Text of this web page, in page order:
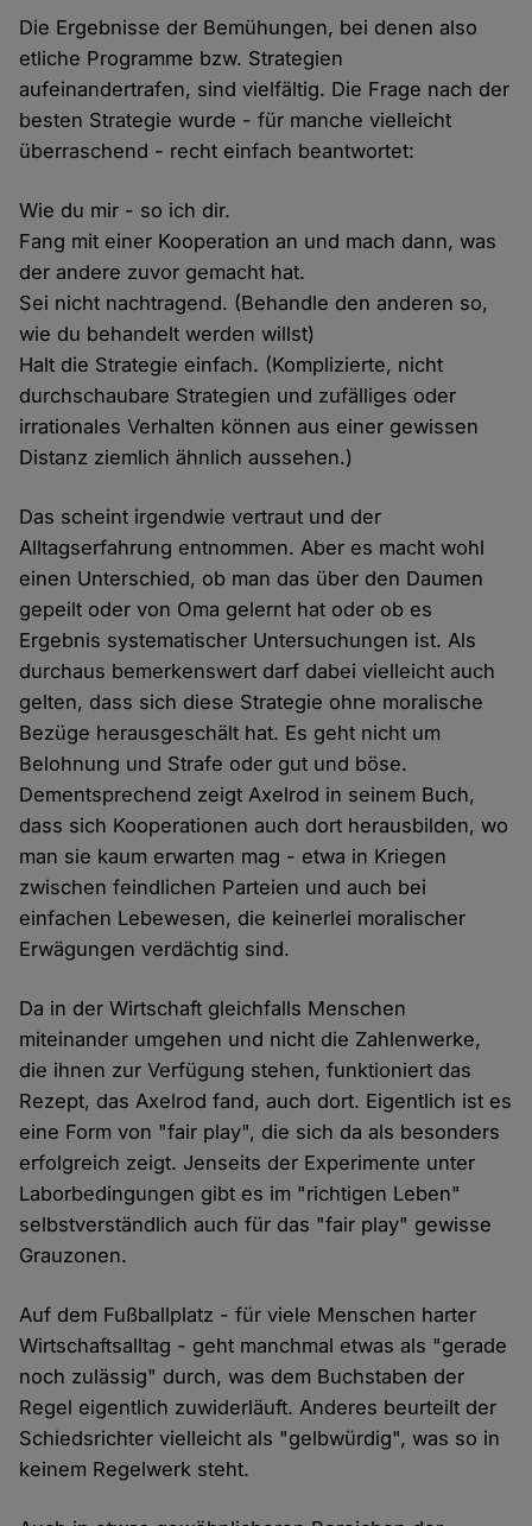
Die Ergebnisse der Bemühungen, bei denen also
etliche Programme bzw. Strategien
aufeinandertrafen, sind vielfältig. Die Frage nach der
besten Strategie wurde - für manche vielleicht
überraschend - recht einfach beantwortet:
Wie du mir - so ich dir.
Fang mit einer Kooperation an und mach dann, was
der andere zuvor gemacht hat.
Sei nicht nachtragend. (Behandle den anderen so,
wie du behandelt werden willst)
Halt die Strategie einfach. (Komplizierte, nicht
durchschaubare Strategien und zufälliges oder
irrationales Verhalten können aus einer gewissen
Distanz ziemlich ähnlich aussehen.)
Das scheint irgendwie vertraut und der
Alltagserfahrung entnommen. Aber es macht wohl
einen Unterschied, ob man das über den Daumen
gepeilt oder von Oma gelernt hat oder ob es
Ergebnis systematischer Untersuchungen ist. Als
durchaus bemerkenswert darf dabei vielleicht auch
gelten, dass sich diese Strategie ohne moralische
Bezüge herausgeschält hat. Es geht nicht um
Belohnung und Strafe oder gut und böse.
Dementsprechend zeigt Axelrod in seinem Buch,
dass sich Kooperationen auch dort herausbilden, wo
man sie kaum erwarten mag - etwa in Kriegen
zwischen feindlichen Parteien und auch bei
einfachen Lebewesen, die keinerlei moralischer
Erwägungen verdächtig sind.
Da in der Wirtschaft gleichfalls Menschen
miteinander umgehen und nicht die Zahlenwerke,
die ihnen zur Verfügung stehen, funktioniert das
Rezept, das Axelrod fand, auch dort. Eigentlich ist es
eine Form von "fair play", die sich da als besonders
erfolgreich zeigt. Jenseits der Experimente unter
Laborbedingungen gibt es im "richtigen Leben"
selbstverständlich auch für das "fair play" gewisse
Grauzonen.
Auf dem Fußballplatz - für viele Menschen harter
Wirtschaftsalltag - geht manchmal etwas als "gerade
noch zulässig" durch, was dem Buchstaben der
Regel eigentlich zuwiderläuft. Anderes beurteilt der
Schiedsrichter vielleicht als "gelbwürdig", was so in
keinem Regelwerk steht.